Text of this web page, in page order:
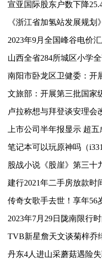
宣亚国际股东户数下降
《浙江省加氢站发展规划》
​2023年9月全国峰谷电价汇
山西全省284所城区小学
卢拉称想与拜登谈安理会
上市公司半年报显示 超
笔记本可以玩原神吗（
股战小说《股崖》第三十
传奇女歌手去世！享年56
丹东4人进山采蘑菇遇险